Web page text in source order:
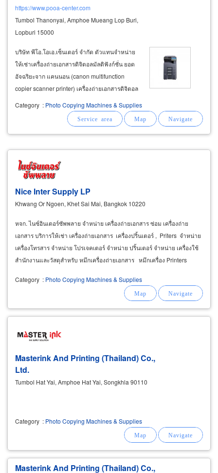
https://www.pooa-center.com
Tumbol Thanonyai, Amphoe Mueang Lop Buri,
Lopburi 15000
บริษัท พีโอ.โอเอ.เซ็นเตอร์ จำกัด ตัวแทนจำหน่าย
ให้เช่าเครื่องถ่ายเอกสารดิจิตอลมัลติฟังก์ชั่น ยอด
อัจฉริยะจาก แคนนอน (canon multifunction
copier scanner printer) เครื่องถ่ายเอกสารดิจิตอล
พร้อมเทคโนโลยีและฟังก์ชั่นครบครันสะดวกและ
Category : Photo Copying Machines & Supplies
Nice Inter Supply LP
Khwang Or Ngoen, Khet Sai Mai, Bangkok 10220
หจก. ไนซ์อินเตอร์ซัพพลาย จำหน่าย เครื่องถ่ายเอกสาร ซ่อม เครื่องถ่าย
เอกสาร บริการให้เช่า เครื่องถ่ายเอกสาร เครื่องปริ้นเตอร์ , Priters จำหน่าย
เครื่องโทรสาร จำหน่าย โปรเจคเตอร์ จำหน่าย ปริ้นเตอร์ จำหน่าย เครื่องใช้
สำนักงานและวัสดุสำหรับ หมึกเครื่องถ่ายเอกสาร หมึกเครื่อง Printers
Category : Photo Copying Machines & Supplies
Masterink And Printing (Thailand) Co.,
Ltd.
Tumbol Hat Yai, Amphoe Hat Yai, Songkhla 90110
Category : Photo Copying Machines & Supplies
Masterink And Printing (Thailand) Co.,